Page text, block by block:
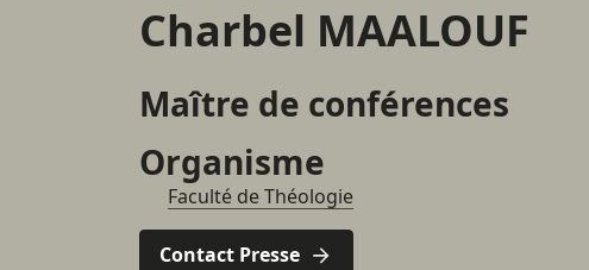
Charbel MAALOUF
Maître de conférences
Organisme
Faculté de Théologie
Contact Presse